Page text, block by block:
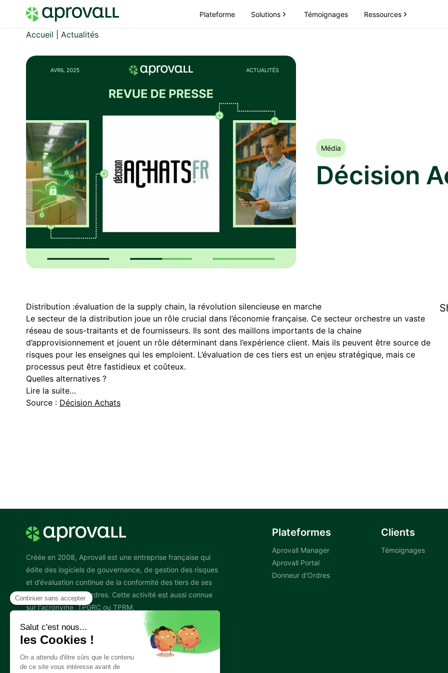
Plateforme Solutions Témoignages Ressources
Accueil Actualités
Média
Décision
Distribution :évaluation de la supply chain, la révolution silencieuse en marche
Le secteur de la distribution joue un rôle crucial dans l’économie française. Ce secteur orchestre un vaste
réseau de sous-traitants et de fournisseurs. Ils sont des maillons importants de la chaine
d’approvisionnement et jouent un rôle déterminant dans l’expérience client. Mais ils peuvent être source de
risques pour les enseignes qui les emploient. L’évaluation de ces tiers est un enjeu stratégique, mais ce
processus peut être fastidieux et coûteux.
Quelles alternatives ?
Lire la suite…
Source : Décision Achats
Créée en 2008, Aprovall est une entreprise française qui
édite des logiciels de gouvernance, de gestion des risques
et d’évaluation continue de la conformité des tiers de ses
clients donneurs d’ordres. Cette activité est aussi connue
sur l'acronyme TPGRC ou TPRM.
Plateformes
Aprovall Manager
Aprovall Portal
Donneur d'Ordres
Clients
Témoignages
Suivez-nous